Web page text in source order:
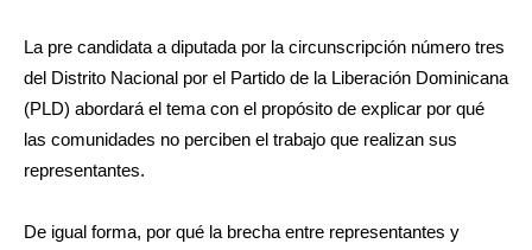
La pre candidata a diputada por la circunscripción número tres
del Distrito Nacional por el Partido de la Liberación Dominicana
(PLD) abordará el tema con el propósito de explicar por qué
las comunidades no perciben el trabajo que realizan sus
representantes.
De igual forma, por qué la brecha entre representantes y